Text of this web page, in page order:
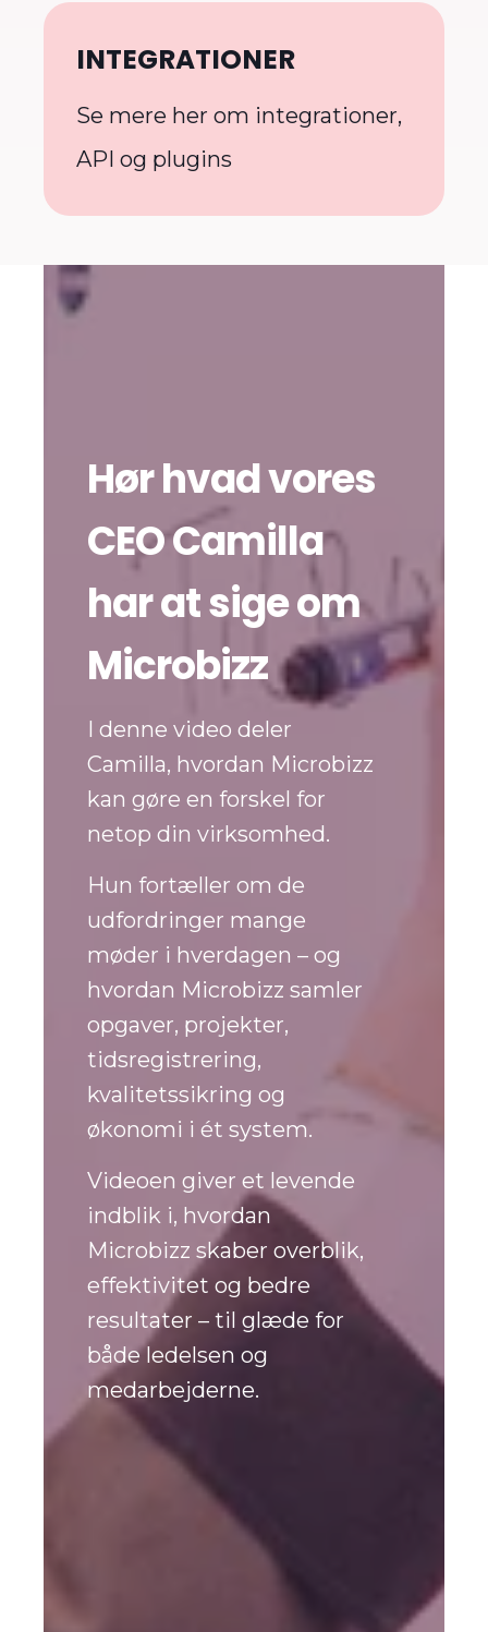
INTEGRATIONER
Se mere her om integrationer,
API og plugins
Hør hvad vores
CEO Camilla
har at sige om
Microbizz
I denne video deler
Camilla, hvordan Microbizz
kan gøre en forskel for
netop din virksomhed.
Hun fortæller om de
udfordringer mange
møder i hverdagen – og
hvordan Microbizz samler
opgaver, projekter,
tidsregistrering,
kvalitetssikring og
økonomi i ét system.
Videoen giver et levende
indblik i, hvordan
Microbizz skaber overblik,
effektivitet og bedre
resultater – til glæde for
både ledelsen og
medarbejderne.